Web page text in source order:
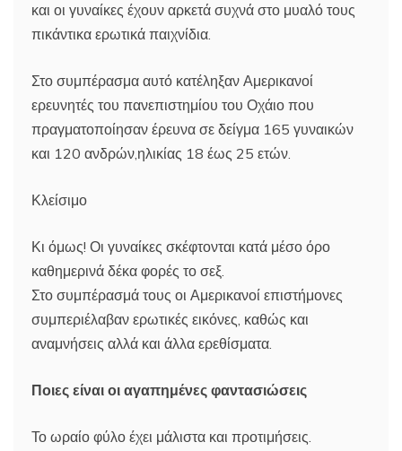
και οι γυναίκες έχουν αρκετά συχνά στο μυαλό τους
πικάντικα ερωτικά παιχνίδια.
Στο συμπέρασμα αυτό κατέληξαν Αμερικανοί
ερευνητές του πανεπιστημίου του Οχάιο που
πραγματοποίησαν έρευνα σε δείγμα 165 γυναικών
και 120 ανδρών,ηλικίας 18 έως 25 ετών.
Κλείσιμο
Κι όμως! Οι γυναίκες σκέφτονται κατά μέσο όρο
καθημερινά δέκα φορές το σεξ.
Στο συμπέρασμά τους οι Αμερικανοί επιστήμονες
συμπεριέλαβαν ερωτικές εικόνες, καθώς και
αναμνήσεις αλλά και άλλα ερεθίσματα.
Ποιες είναι οι αγαπημένες φαντασιώσεις
Το ωραίο φύλο έχει μάλιστα και προτιμήσεις.